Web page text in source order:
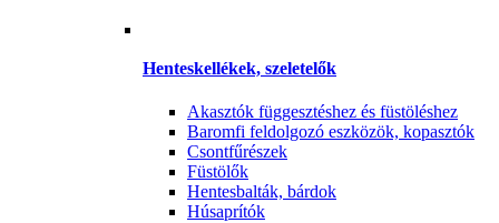
Henteskellékek, szeletelők
Akasztók függesztéshez és füstöléshez
Baromfi feldolgozó eszközök, kopasztók
Csontfűrészek
Füstölők
Hentesbalták, bárdok
Húsaprítók